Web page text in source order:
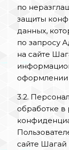
по
защиты
данных,
по запросу
на сайте
оформлении
3.2.
обработке в
сайте Шагай